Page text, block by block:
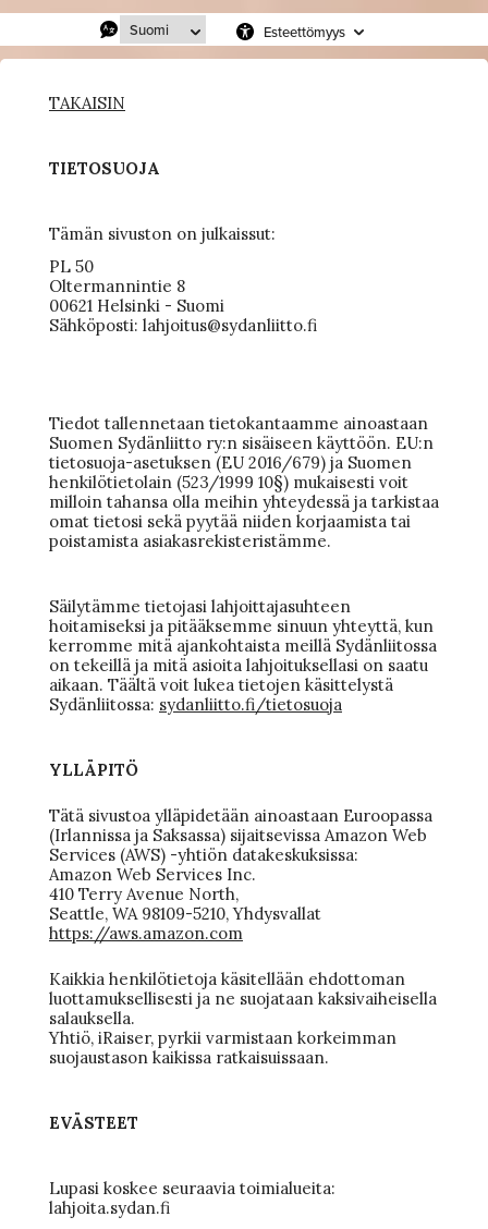
Esteettömyys
TAKAISIN
TIETOSUOJA
Tämän sivuston on julkaissut:
PL 50
Oltermannintie 8
00621 Helsinki - Suomi
Sähköposti: lahjoitus@sydanliitto.fi
Tiedot tallennetaan tietokantaamme ainoastaan
Suomen Sydänliitto ry:n sisäiseen käyttöön. EU:n
tietosuoja-asetuksen (EU 2016/679) ja Suomen
henkilötietolain (523/1999 10§) mukaisesti voit
milloin tahansa olla meihin yhteydessä ja tarkistaa
omat tietosi sekä pyytää niiden korjaamista tai
poistamista asiakasrekisteristämme.
Säilytämme tietojasi lahjoittajasuhteen
hoitamiseksi ja pitääksemme sinuun yhteyttä, kun
kerromme mitä ajankohtaista meillä Sydänliitossa
on tekeillä ja mitä asioita lahjoituksellasi on saatu
aikaan. Täältä voit lukea tietojen käsittelystä
Sydänliitossa: sydanliitto.fi/tietosuoja
YLLÄPITÖ
Tätä sivustoa ylläpidetään ainoastaan Euroopassa
(Irlannissa ja Saksassa) sijaitsevissa Amazon Web
Services (AWS) -yhtiön datakeskuksissa:
Amazon Web Services Inc.
410 Terry Avenue North,
Seattle, WA 98109-5210, Yhdysvallat
https://aws.amazon.com
Kaikkia henkilötietoja käsitellään ehdottoman
luottamuksellisesti ja ne suojataan kaksivaiheisella
salauksella.
Yhtiö, iRaiser, pyrkii varmistaan korkeimman
suojaustason kaikissa ratkaisuissaan.
EVÄSTEET
Lupasi koskee seuraavia toimialueita:
lahjoita.sydan.fi